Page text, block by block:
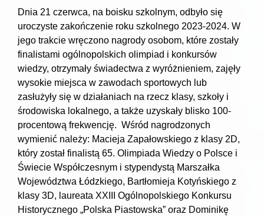
Dnia 21 czerwca, na boisku szkolnym, odbyło się
uroczyste zakończenie roku szkolnego 2023-2024. W
jego trakcie wręczono nagrody osobom, które zostały
finalistami ogólnopolskich olimpiad i konkursów
wiedzy, otrzymały świadectwa z wyróżnieniem, zajęły
wysokie miejsca w zawodach sportowych lub
zasłużyły się w działaniach na rzecz klasy, szkoły i
środowiska lokalnego, a także uzyskały blisko 100-
procentową frekwencję. Wśród nagrodzonych
wymienić należy: Macieja Zapałowskiego z klasy 2D,
który został finalistą 65. Olimpiada Wiedzy o Polsce i
Świecie Współczesnym i stypendystą Marszałka
Województwa Łódzkiego, Bartłomieja Kotyńskiego z
klasy 3D, laureata XXIII Ogólnopolskiego Konkursu
Historycznego „Polska Piastowska” oraz Dominikę